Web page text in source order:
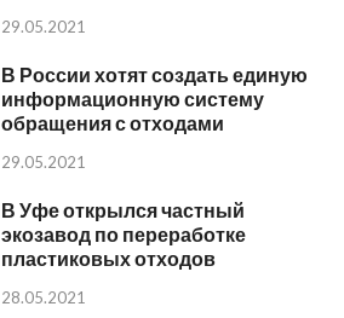
29.05.2021
В России хотят создать единую
информационную систему
обращения с отходами
29.05.2021
В Уфе открылся частный
экозавод по переработке
пластиковых отходов
28.05.2021